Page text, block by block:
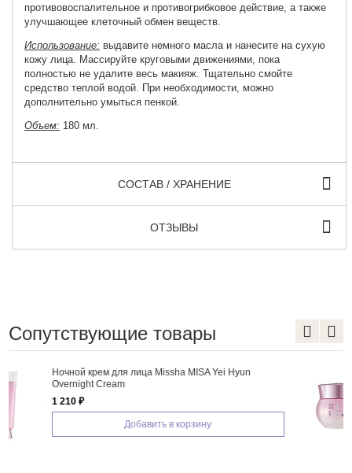
противовоспалительное и противогрибковое действие, а также
улучшающее клеточный обмен веществ.
Использование: выдавите немного масла и нанесите на сухую
кожу лица. Массируйте круговыми движениями, пока
полностью не удалите весь макияж. Тщательно смойте
средство теплой водой. При необходимости, можно
дополнительно умыться пенкой.
Объем: 180 мл.
СОСТАВ / ХРАНЕНИЕ
ОТЗЫВЫ
Сопутствующие товары
Крем для лица Missha MISA Yei Hyun